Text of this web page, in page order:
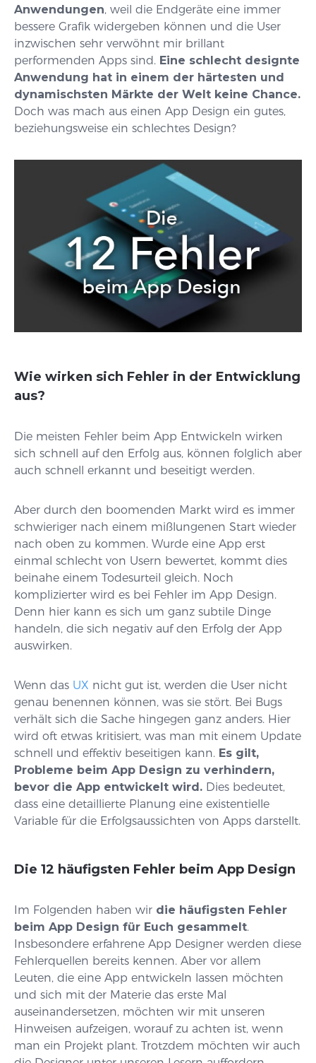
Anwendungen, weil die Endgeräte eine immer
bessere Grafik widergeben können und die User
inzwischen sehr verwöhnt mir brillant
performenden Apps sind. Eine schlecht designte
Anwendung hat in einem der härtesten und
dynamischsten Märkte der Welt keine Chance.
Doch was mach aus einen App Design ein gutes,
beziehungsweise ein schlechtes Design?
Wie wirken sich Fehler in der Entwicklung
aus?
Die meisten Fehler beim App Entwickeln wirken
sich schnell auf den Erfolg aus, können folglich aber
auch schnell erkannt und beseitigt werden.
Aber durch den boomenden Markt wird es immer
schwieriger nach einem mißlungenen Start wieder
nach oben zu kommen. Wurde eine App erst
einmal schlecht von Usern bewertet, kommt dies
beinahe einem Todesurteil gleich. Noch
komplizierter wird es bei Fehler im App Design.
Denn hier kann es sich um ganz subtile Dinge
handeln, die sich negativ auf den Erfolg der App
auswirken.
Wenn das UX nicht gut ist, werden die User nicht
genau benennen können, was sie stört. Bei Bugs
verhält sich die Sache hingegen ganz anders. Hier
wird oft etwas kritisiert, was man mit einem Update
schnell und effektiv beseitigen kann. Es gilt,
Probleme beim App Design zu verhindern,
bevor die App entwickelt wird. Dies bedeutet,
dass eine detaillierte Planung eine existentielle
Variable für die Erfolgsaussichten von Apps darstellt.
Die 12 häufigsten Fehler beim App Design
Im Folgenden haben wir die häufigsten Fehler
beim App Design für Euch gesammelt.
Insbesondere erfahrene App Designer werden diese
Fehlerquellen bereits kennen. Aber vor allem
Leuten, die eine App entwickeln lassen möchten
und sich mit der Materie das erste Mal
auseinandersetzen, möchten wir mit unseren
Hinweisen aufzeigen, worauf zu achten ist, wenn
man ein Projekt plant. Trotzdem möchten wir auch